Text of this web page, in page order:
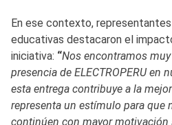
En ese contexto,
educativas destacaron el
iniciativa: “Nos encontramos
presencia de ELECTROPERU en
esta entrega contribuye a la
representa un estímulo para que
continúen con mayor motivación